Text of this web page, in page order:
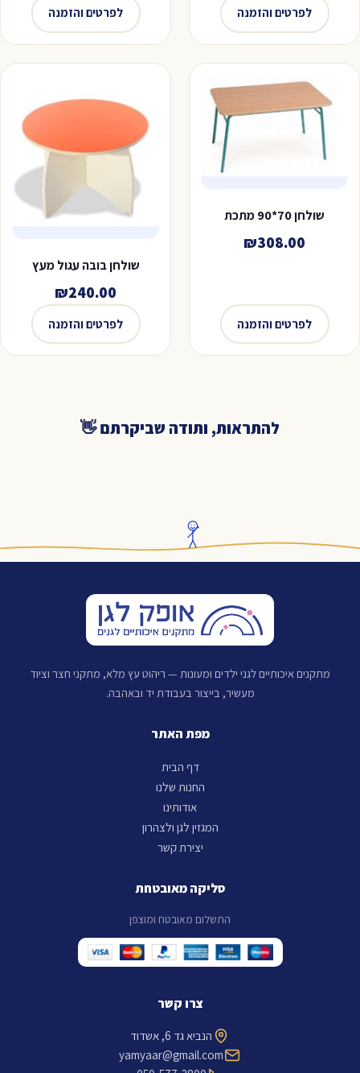
היה:
₪190.00.
₪160.00.
לפרטים והזמנה לפרטים והזמנה
שולחן 70*90 מתכת
₪308.00
לפרטים והזמנה
שולחן בובה עגול מעץ
₪240.00
לפרטים והזמנה
להתראות, ותודה שביקרתם 👋
מתקנים איכותיים לגני ילדים ומעונות — ריהוט עץ מלא, מתקני חצר וציוד
מעשיר, בייצור בעבודת יד ובאהבה.
מפת האתר
דף הבית
החנות שלנו
אודותינו
המגזין לגן ולצהרון
יצירת קשר
סליקה מאובטחת
התשלום מאובטח ומוצפן
צרו קשר
הנביא גד 6, אשדוד
yamyaar@gmail.com